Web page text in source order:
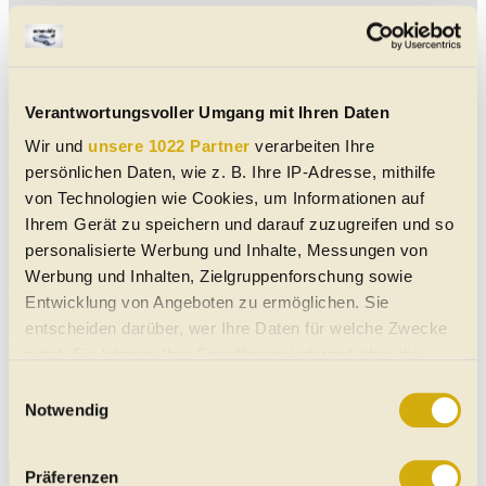
Verantwortungsvoller Umgang mit Ihren Daten
Wir und unsere 1022 Partner verarbeiten Ihre
persönlichen Daten, wie z. B. Ihre IP-Adresse, mithilfe
von Technologien wie Cookies, um Informationen auf
Ihrem Gerät zu speichern und darauf zuzugreifen und so
personalisierte Werbung und Inhalte, Messungen von
Werbung und Inhalten, Zielgruppenforschung sowie
Entwicklung von Angeboten zu ermöglichen. Sie
entscheiden darüber, wer Ihre Daten für welche Zwecke
Trigger Symbol ändern oder widerrufen
Notwendig
Präferenzen
Suche Artikeln
Such-Tipp:Wir haben auf unseren
Suchplattformen für E-Autos, Gebrauchtwagen
und Modellen zugeordnet.